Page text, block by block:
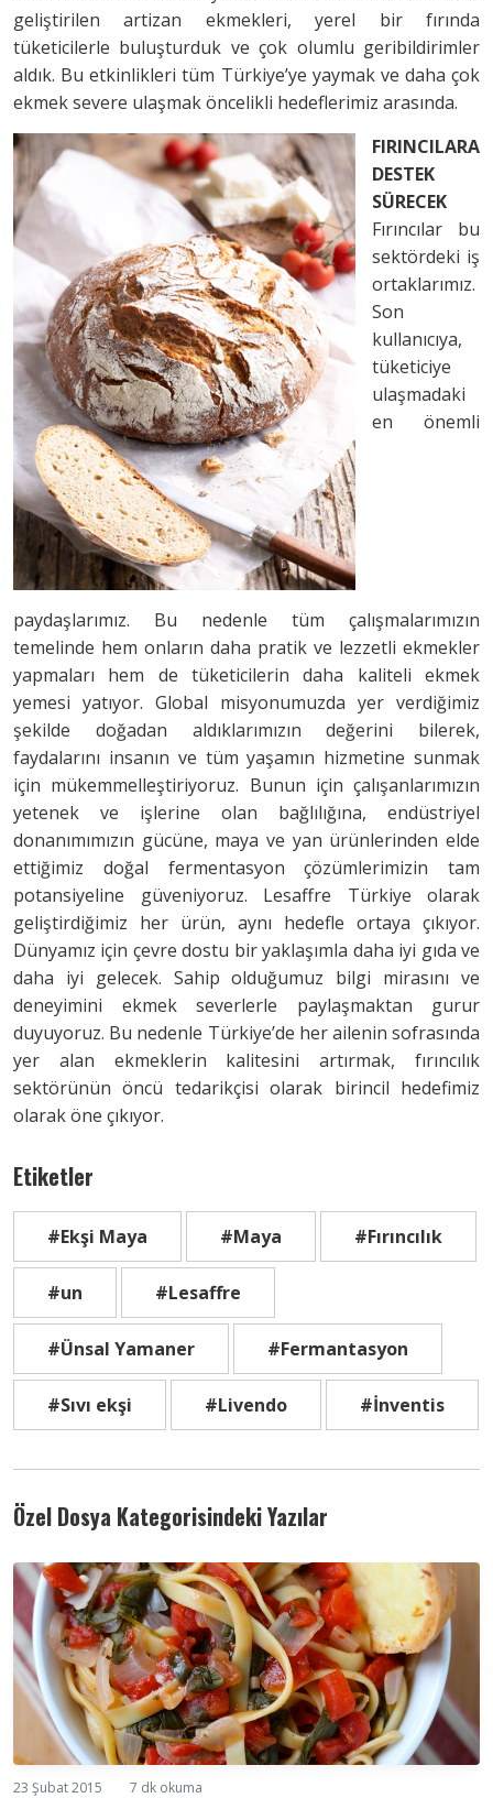
geliştirilen artizan ekmekleri, yerel bir fırında
tüketicilerle buluşturduk ve çok olumlu geribildirimler
aldık. Bu etkinlikleri tüm Türkiye’ye yaymak ve daha çok
ekmek severe ulaşmak öncelikli hedeflerimiz arasında.
FIRINCILARA
DESTEK
SÜRECEK
Fırıncılar bu
sektördeki iş
ortaklarımız.
Son
kullanıcıya,
tüketiciye
ulaşmadaki
en önemli
paydaşlarımız. Bu nedenle tüm çalışmalarımızın
temelinde hem onların daha pratik ve lezzetli ekmekler
yapmaları hem de tüketicilerin daha kaliteli ekmek
yemesi yatıyor. Global misyonumuzda yer verdiğimiz
şekilde doğadan aldıklarımızın değerini bilerek,
faydalarını insanın ve tüm yaşamın hizmetine sunmak
için mükemmelleştiriyoruz. Bunun için çalışanlarımızın
yetenek ve işlerine olan bağlılığına, endüstriyel
donanımımızın gücüne, maya ve yan ürünlerinden elde
ettiğimiz doğal fermentasyon çözümlerimizin tam
potansiyeline güveniyoruz. Lesaffre Türkiye olarak
geliştirdiğimiz her ürün, aynı hedefle ortaya çıkıyor.
Dünyamız için çevre dostu bir yaklaşımla daha iyi gıda ve
daha iyi gelecek. Sahip olduğumuz bilgi mirasını ve
deneyimini ekmek severlerle paylaşmaktan gurur
duyuyoruz. Bu nedenle Türkiye’de her ailenin sofrasında
yer alan ekmeklerin kalitesini artırmak, fırıncılık
sektörünün öncü tedarikçisi olarak birincil hedefimiz
olarak öne çıkıyor.
Etiketler
#Ekşi Maya #Maya #Fırıncılık
#un #Lesaffre
#Ünsal Yamaner #Fermantasyon
#Sıvı ekşi #Livendo #İnventis
Özel Dosya Kategorisindeki Yazılar
23 Şubat 2015 7 dk okuma